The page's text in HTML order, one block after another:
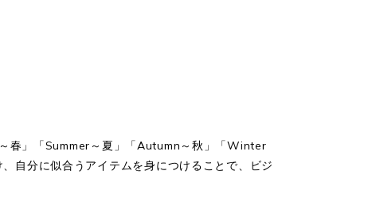
春」「Summer～夏」「Autumn～秋」「Winter
自分に似合うアイテムを身につけることで、ビジ